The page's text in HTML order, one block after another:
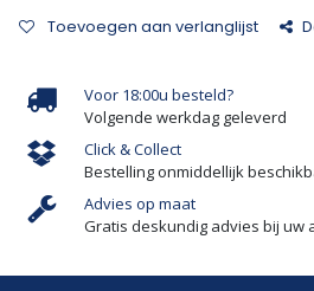
Toevoegen aan verlanglijst
Voor 18:00u besteld?
Volgende werkdag geleverd
Click & Collect
Bestelling onmiddellijk
Advies op maat
Gratis deskundig advies bij uw